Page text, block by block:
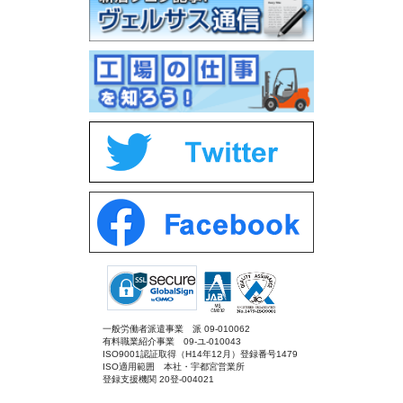
一般労働者派遣事業 派 09-010062
有料職業紹介事業 09-ユ-010043
ISO9001認証取得（H14年12月）登録番号1479
ISO適用範囲 本社・宇都宮営業所
登録支援機関 20登-004021